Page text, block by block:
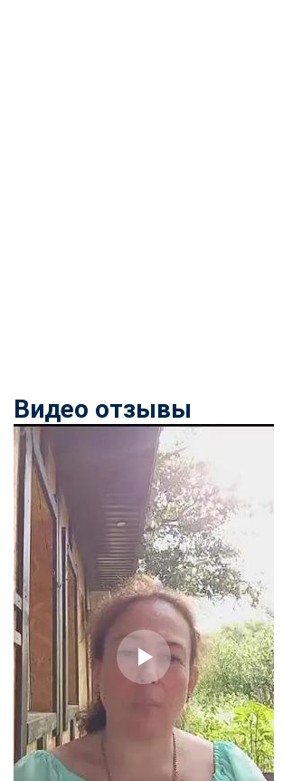
Видео отзывы